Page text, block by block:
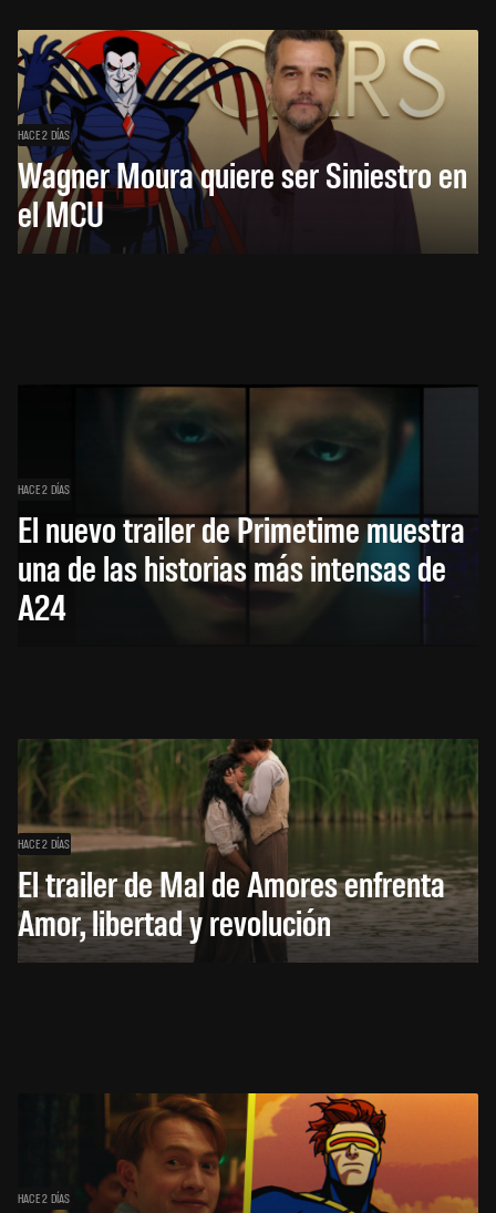
HACE 2 DÍAS
Wagner Moura quiere ser Siniestro en
el MCU
HACE 2 DÍAS
El nuevo trailer de Primetime muestra
una de las historias más intensas de
A24
HACE 2 DÍAS
El trailer de Mal de Amores enfrenta
Amor, libertad y revolución
HACE 2 DÍAS